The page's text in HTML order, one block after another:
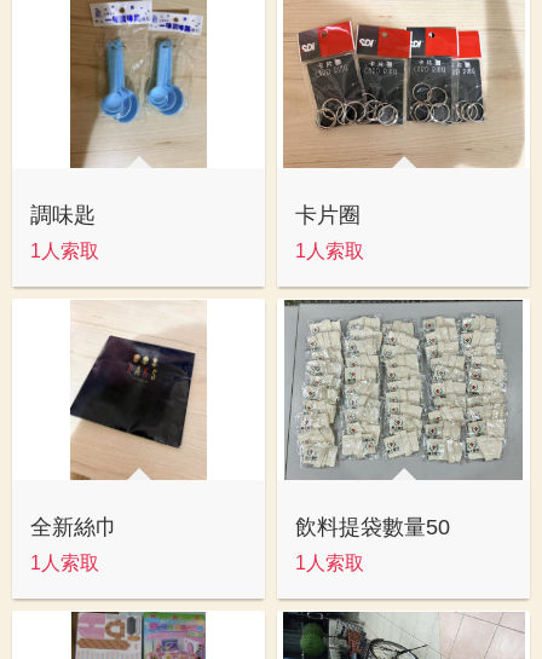
調味匙
1人索取
卡片圈
1人索取
全新絲巾
1人索取
飲料提袋數量50
1人索取